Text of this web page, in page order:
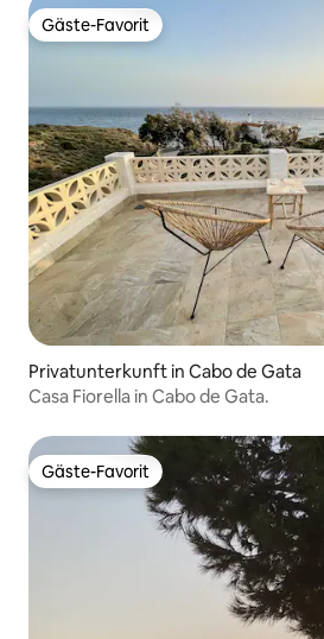
Gäste-Favorit
Gäste-Favorit
Privatunterkunft in Cabo de Gata
Casa Fiorella in Cabo de Gata.
Gäste-Favorit
Gäste-Favorit